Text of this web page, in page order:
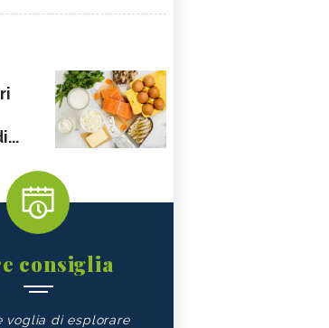
consiglia
voglia di esplorare